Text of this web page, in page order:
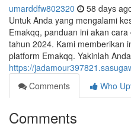
umarddfw802320 58 days
Untuk Anda yang mengalami
Emakqq, panduan ini akan
tahun 2024. Kami memberikan
platform Emakqq. Yakinlah Anda
https://
Comments
Who
Comments